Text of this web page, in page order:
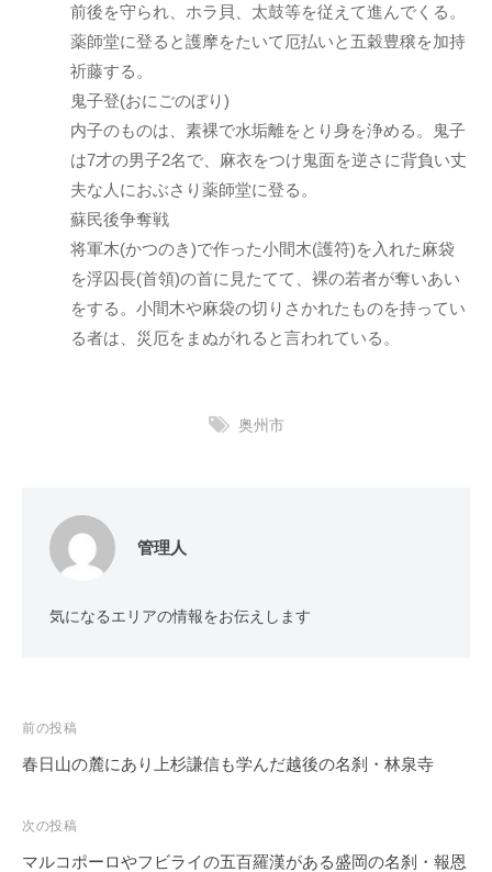
前後を守られ、ホラ貝、太鼓等を従えて進んでくる。
薬師堂に登ると護摩をたいて厄払いと五穀豊穣を加持
祈藤する。
鬼子登(おにごのぼり)
内子のものは、素裸で水垢離をとり身を浄める。鬼子
は7才の男子2名で、麻衣をつけ鬼面を逆さに背負い丈
夫な人におぶさり薬師堂に登る。
蘇民後争奪戦
将軍木(かつのき)で作った小間木(護符)を入れた麻袋
を浮囚長(首領)の首に見たてて、裸の若者が奪いあい
をする。小間木や麻袋の切りさかれたものを持ってい
る者は、災厄をまぬがれると言われている。
奥州市
管理人
気になるエリアの情報をお伝えします
投
稿
ビ
ゲ
前の投稿
春日山の麓にあり上杉謙信も学んだ越後の名刹・林泉寺
次の投稿
マルコポーロやフビライの五百羅漢がある盛岡の名刹・報恩